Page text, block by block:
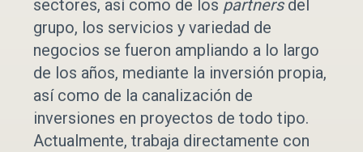
sectores, así como de los partnersdel
grupo, los servicios y variedad de
negocios se fueron ampliando a lo largo
de los años, mediante la inversión propia,
así como de la canalización de
inversiones en proyectos de todo tipo.
Actualmente, trabaja directamente con